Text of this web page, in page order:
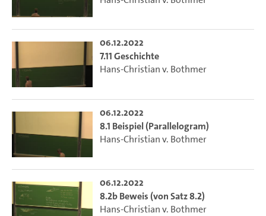
06.12.2022
7.11 Geschichte
Hans-Christian v. Bothmer
06.12.2022
8.1 Beispiel (Parallelogram)
Hans-Christian v. Bothmer
06.12.2022
8.2b Beweis (von Satz 8.2)
Hans-Christian v. Bothmer